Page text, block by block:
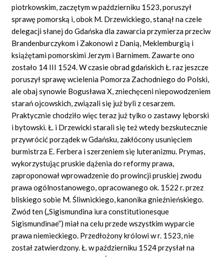
piotrkowskim, zaczętym w październiku 1523, poruszył
sprawę pomorską i, obok M. Drzewickiego, stanął na czele
delegacji słanej do Gdańska dla zawarcia przymierza przeciw
Brandenburczykom i Zakonowi z Danią, Meklemburgią i
książętami pomorskimi Jerzym i Barnimem. Zawarte ono
zostało 14 III 1524. W czasie obrad gdańskich Ł. raz jeszcze
poruszył sprawę wcielenia Pomorza Zachodniego do Polski,
ale obaj synowie Bogusława X, zniechęceni niepowodzeniem
starań ojcowskich, związali się już byli z cesarzem.
Praktycznie chodziło więc teraz już tylko o zastawy lęborski
i bytowski. Ł. i Drzewicki starali się też wtedy bezskutecznie
przywrócić porządek w Gdańsku, zakłócony usunięciem
burmistrza E. Ferbera i szerzeniem się luteranizmu. Prymas,
wykorzystując pruskie dążenia do reformy prawa,
zaproponował wprowadzenie do prowincji pruskiej zwodu
prawa ogólnostanowego, opracowanego ok. 1522 r. przez
bliskiego sobie M. Śliwnickiego, kanonika gnieźnieńskiego.
Zwód ten („Sigismundina iura constitutionesque
Sigismundinae”) miał na celu przede wszystkim wyparcie
prawa niemieckiego. Przedłożony królowi w r. 1523, nie
został zatwierdzony. Ł. w październiku 1524 przysłał na